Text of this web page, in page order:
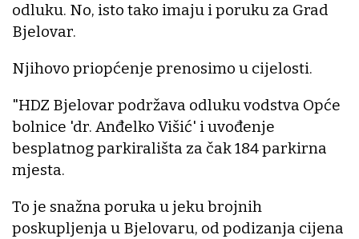
odluku. No, isto tako imaju i poruku za Grad
Bjelovar.
Njihovo priopćenje prenosimo u cijelosti.
"HDZ Bjelovar podržava odluku vodstva Opće
bolnice 'dr. Anđelko Višić' i uvođenje
besplatnog parkirališta za čak 184 parkirna
mjesta.
To je snažna poruka u jeku brojnih
poskupljenja u Bjelovaru, od podizanja cijena